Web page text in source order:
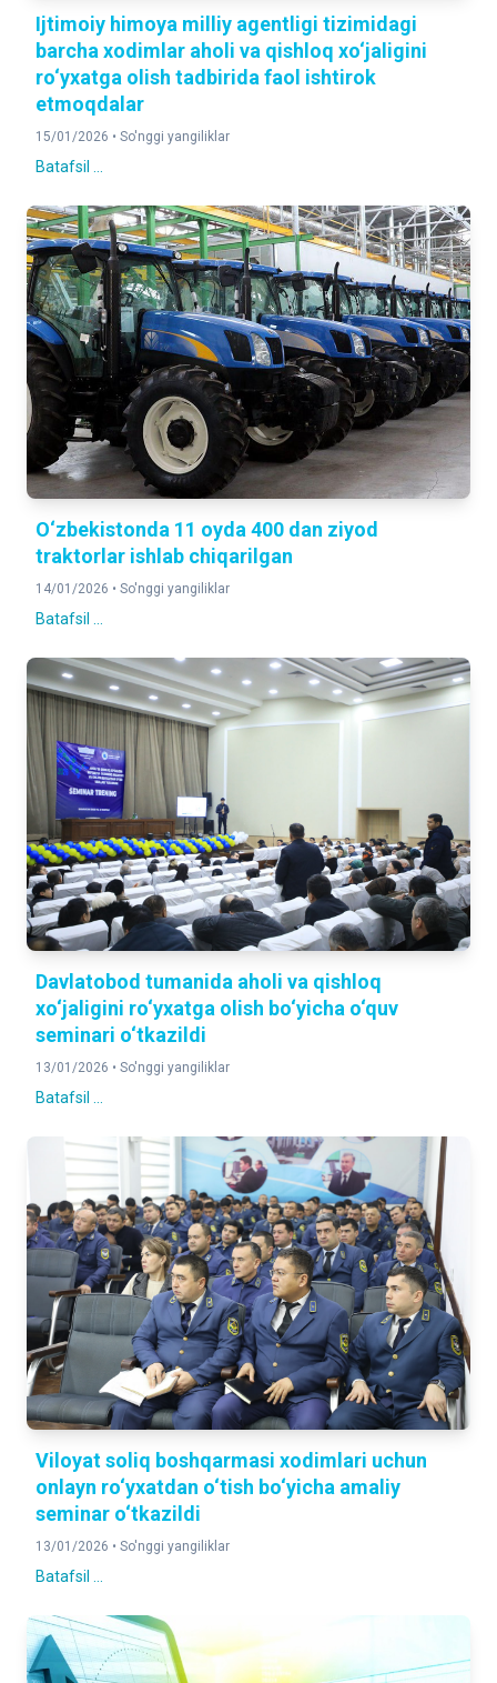
Ijtimoiy himoya milliy agentligi tizimidagi
barcha xodimlar aholi va qishloq xo‘jaligini
ro‘yxatga olish tadbirida faol ishtirok
etmoqdalar
15/01/2026 • So'nggi yangiliklar
Batafsil ...
O‘zbekistonda 11 oyda 400 dan ziyod
traktorlar ishlab chiqarilgan
14/01/2026 • So'nggi yangiliklar
Batafsil ...
Davlatobod tumanida aholi va qishloq
xo‘jaligini ro‘yxatga olish bo‘yicha o‘quv
seminari o‘tkazildi
13/01/2026 • So'nggi yangiliklar
Batafsil ...
Viloyat soliq boshqarmasi xodimlari uchun
onlayn ro‘yxatdan o‘tish bo‘yicha amaliy
seminar o‘tkazildi
13/01/2026 • So'nggi yangiliklar
Batafsil ...